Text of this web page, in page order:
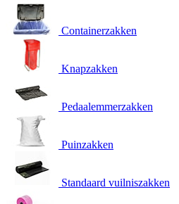
Containerzakken
Knapzakken
Pedaalemmerzakken
Puinzakken
Standaard vuilniszakken